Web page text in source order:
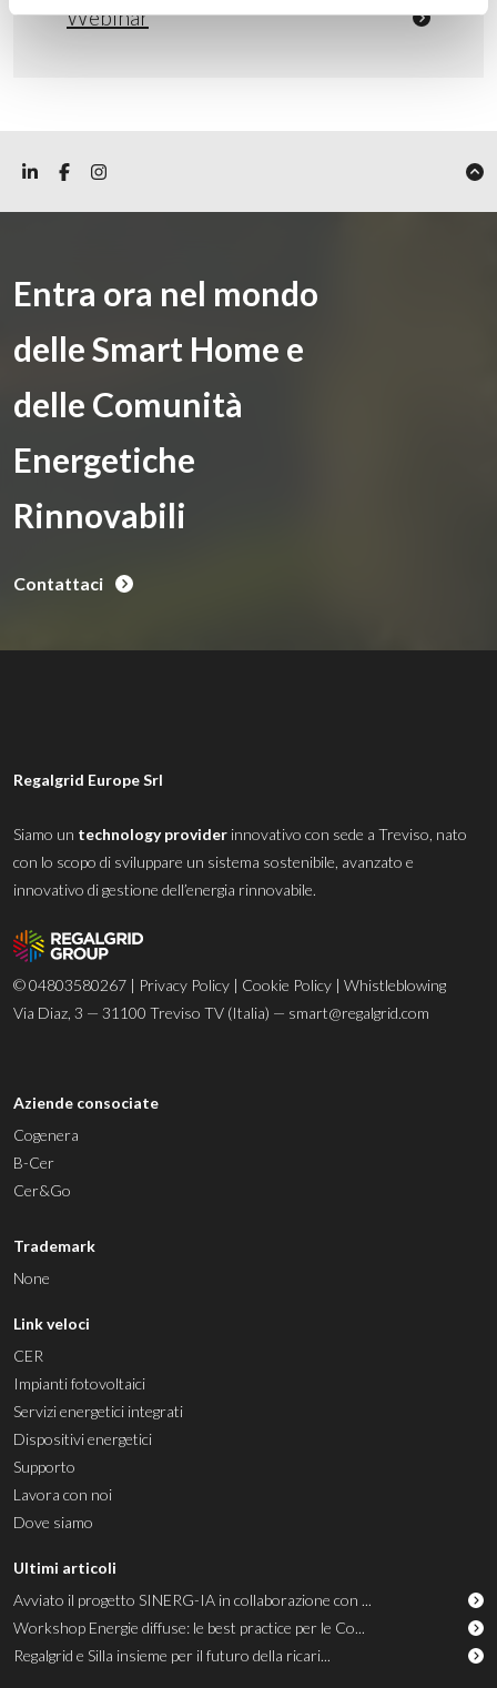
Webinar
Entra ora nel mondo
delle Smart Home e
delle Comunità
Energetiche
Rinnovabili
Contattaci
Regalgrid Europe Srl
Siamo un technology provider innovativo con sede a Treviso, nato
con lo scopo di sviluppare un sistema sostenibile, avanzato e
innovativo di gestione dell’energia rinnovabile.
© 04803580267 | Privacy Policy | Cookie Policy | Whistleblowing
Via Diaz, 3 — 31100 Treviso TV (Italia) — smart@regalgrid.com
Aziende consociate
Cogenera
B-Cer
Cer&Go
Trademark
None
Link veloci
CER
Impianti fotovoltaici
Servizi energetici integrati
Dispositivi energetici
Supporto
Lavora con noi
Dove siamo
Ultimi articoli
Avviato il progetto SINERG-IA in collaborazione con ...
Workshop Energie diffuse: le best practice per le Co...
Regalgrid e Silla insieme per il futuro della ricari...